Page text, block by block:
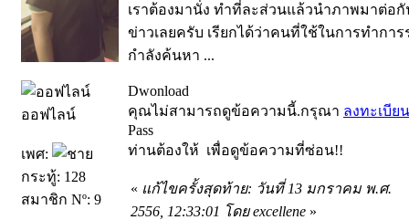
ออฟไลน์
เพศ:
กระทู้: 128
สมาชิก Nº: 9
เราต้องมานั่ง ทำที่ละส่วนแล้วนำภาพมาต่อ
ข่าวเลยครับ เรียกได้ว่าคนที่ใช้ในการทำก
กำลังค้นหา ...
Dwonload
คุณไม่สามารถดูข้อความนี้.กรุณา ลงทะเบียน
Pass
ท่านต้องให้ เพื่อดูข้อความที่ซ่อน!!
« แก้ไขครั้งสุดท้าย: วันที่ 13 มกราคม พ.ศ.
2556, 12:33:01 โดย excellene »